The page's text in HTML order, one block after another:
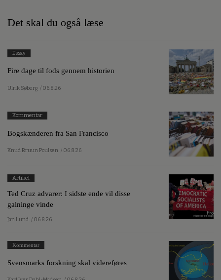
Det skal du også læse
Essay
Fire dage til fods gennem historien
Ulrik Søberg / 06.8.26
Kommentar
Bogskænderen fra San Francisco
Knud Bruun Poulsen / 06.8.26
Artikel
Ted Cruz advarer: I sidste ende vil disse
galninge vinde
Jan Lund / 06.8.26
Kommentar
Svensmarks forskning skal videreføres